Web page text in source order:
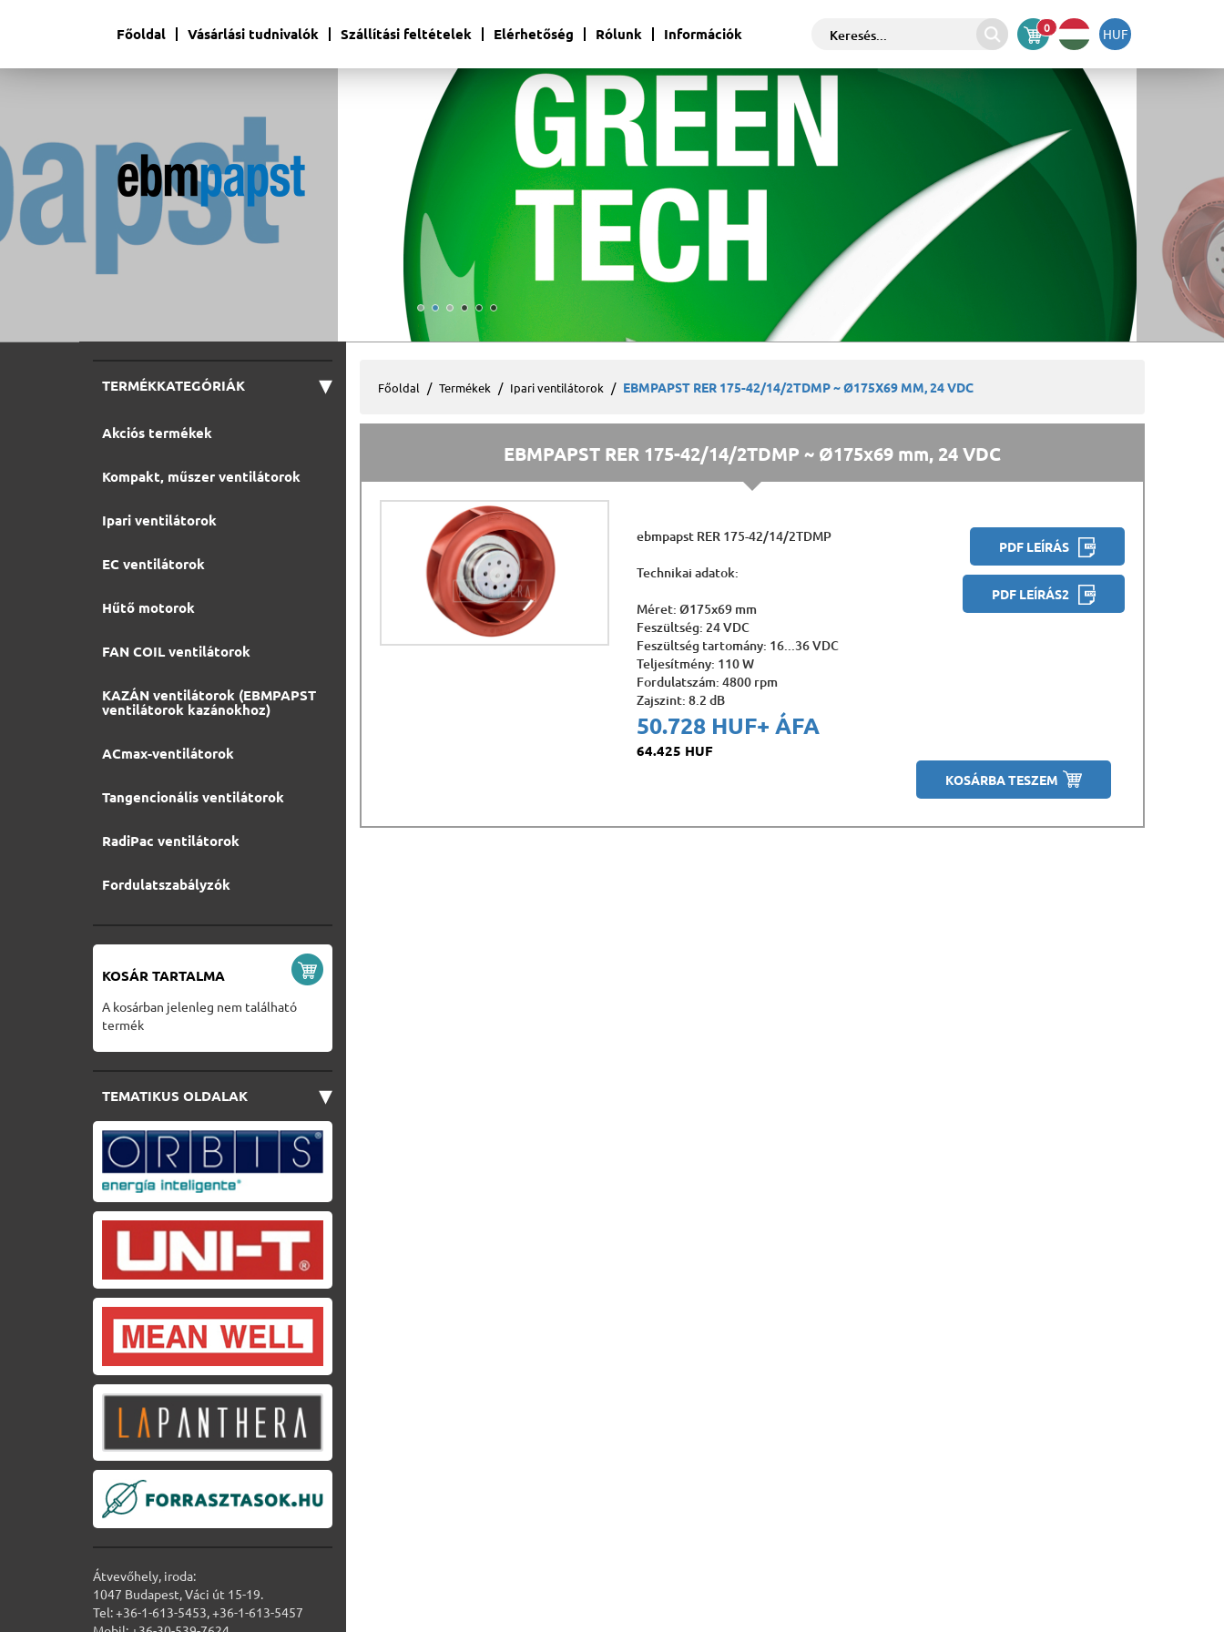
Főoldal Vásárlási tudnivalók Szállítási feltételek Elérhetőség Rólunk Információk HUF
0
TERMÉKKATEGÓRIÁK ▾
Akciós termékek
Kompakt, műszer ventilátorok
Ipari ventilátorok
EC ventilátorok
Hűtő motorok
FAN COIL ventilátorok
KAZÁN ventilátorok (EBMPAPST
ventilátorok kazánokhoz)
ACmax-ventilátorok
Tangencionális ventilátorok
RadiPac ventilátorok
Fordulatszabályzók
KOSÁR TARTALMA
A kosárban jelenleg nem található
termék
TEMATIKUS OLDALAK ▾
Átvevőhely, iroda:
1047 Budapest, Váci út 15-19.
Tel: +36-1-613-5453, +36-1-613-5457
Főoldal Termékek Ipari ventilátorok EBMPAPST RER 175-42/14/2TDMP ~ Ø175X69 MM, 24 VDC
EBMPAPST RER 175-42/14/2TDMP ~ Ø175x69 mm, 24 VDC
ebmpapst RER 175-42/14/2TDMP
Technikai adatok:
Méret: Ø175x69 mm
Feszültség: 24 VDC
Feszültség tartomány: 16...36 VDC
Teljesítmény: 110 W
Fordulatszám: 4800 rpm
Zajszint: 8.2 dB
50.728 HUF+ ÁFA
64.425 HUF
PDF LEÍRÁS
PDF LEÍRÁS2
KOSÁRBA TESZEM